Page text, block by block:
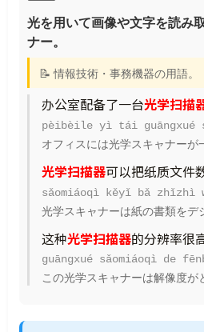
光を用いて画像や文字を読み
ナー。
📝 情報技術・事務機器の用語。
办公室配备了一台光学扫描
pèibèile yì tái guāngxué
オフィスには光学スキャナーが
光学扫描器可以把纸质文件
sǎomiáoqì kěyǐ bǎ zhǐzhì
光学スキャナーは紙の書類をデ
这种光学扫描器的分辨率很
guāngxué sǎomiáoqì de
この光学スキャナーは解像度が